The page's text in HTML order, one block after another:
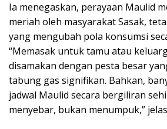
Ia menegaskan, perayaan Maulid
meriah oleh masyarakat Sasak,
yang mengubah pola konsumsi
“Memasak untuk tamu atau
disamakan dengan pesta besar
tabung gas signifikan. Bahkan,
jadwal Maulid secara bergiliran
menyebar, bukan menumpuk,”